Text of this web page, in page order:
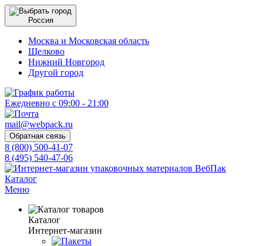
Россия
Москва и Московская область
Щелково
Нижний Новгород
Другой город
Ежедневно с 09:00 - 21:00
mail@webpack.ru
Обратная связь
8 (800) 500-41-07
8 (495) 540-47-06
Каталог
Меню
Каталог
Интернет-магазин